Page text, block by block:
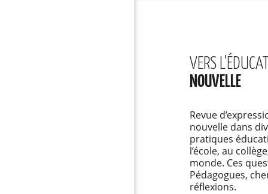
VERS
NOUVELLE
Revue
nouvelle dans
pratiques
l’école, au
monde. Ces
Pédagogues,
réflexions.